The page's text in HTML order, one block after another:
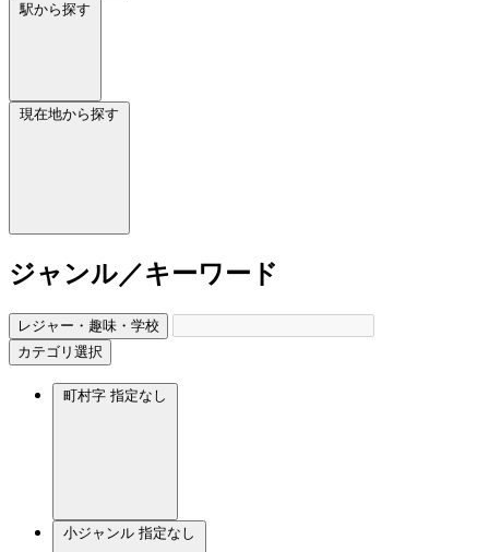
駅から探す
現在地から探す
ジャンル／キーワード
レジャー・趣味・学校
カテゴリ選択
町村字 指定なし
小ジャンル 指定なし